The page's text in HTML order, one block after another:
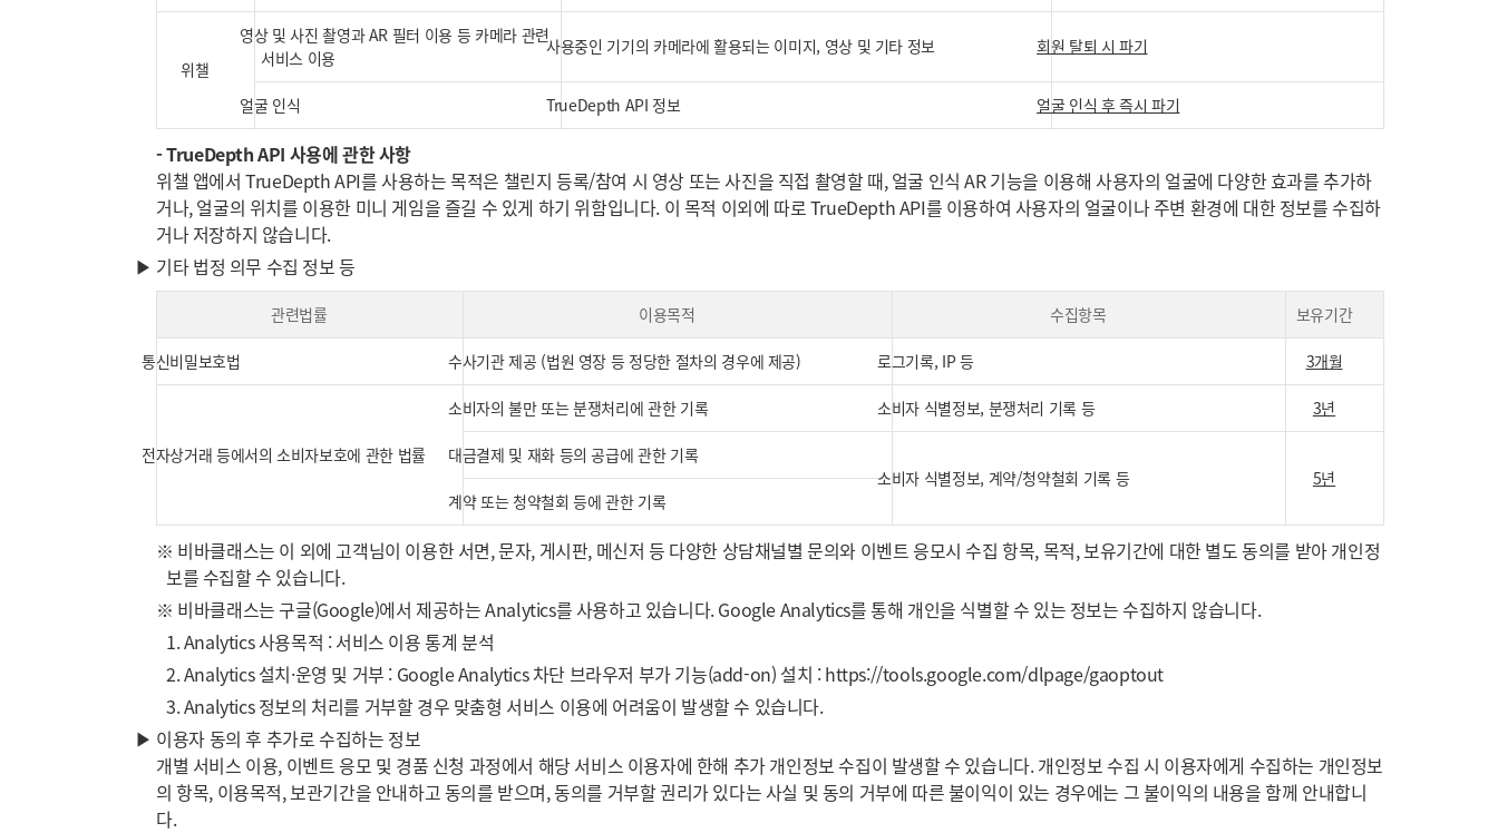
위챌
영상 및 사진 촬영과 AR 필터 이용 등 카메라 관련
서비스 이용
사용중인 기기의 카메라에 활용되는 이미지, 영상 및 기타 정보 회원 탈퇴 시 파기
얼굴 인식 TrueDepth API 정보 얼굴 인식 후 즉시 파기
- TrueDepth API 사용에 관한 사항
위챌 앱에서 TrueDepth API를 사용하는 목적은 챌린지 등록/참여 시 영상 또는 사진을 직접 촬영할 때, 얼굴 인식 AR 기능을 이용해 사용자의 얼굴에 다양한 효과를 추가하
거나, 얼굴의 위치를 이용한 미니 게임을 즐길 수 있게 하기 위함입니다. 이 목적 이외에 따로 TrueDepth API를 이용하여 사용자의 얼굴이나 주변 환경에 대한 정보를 수집하
거나 저장하지 않습니다.
▶ 기타 법정 의무 수집 정보 등
관련법률 이용목적 수집항목 보유기간
통신비밀보호법 수사기관 제공 (법원 영장 등 정당한 절차의 경우에 제공) 로그기록, IP 등 3개월
전자상거래 등에서의 소비자보호에 관한 법률
소비자의 불만 또는 분쟁처리에 관한 기록 소비자 식별정보, 분쟁처리 기록 등 3년
대금결제 및 재화 등의 공급에 관한 기록
소비자 식별정보, 계약/청약철회 기록 등
5년
계약 또는 청약철회 등에 관한 기록
※ 비바클래스는 이 외에 고객님이 이용한 서면, 문자, 게시판, 메신저 등 다양한 상담채널별 문의와 이벤트 응모시 수집 항목, 목적, 보유기간에 대한 별도 동의를 받아 개인정
보를 수집할 수 있습니다.
※ 비바클래스는 구글(Google)에서 제공하는 Analytics를 사용하고 있습니다. Google Analytics를 통해 개인을 식별할 수 있는 정보는 수집하지 않습니다.
1. Analytics 사용목적 : 서비스 이용 통계 분석
2. Analytics 설치·운영 및 거부 : Google Analytics 차단 브라우저 부가 기능(add-on) 설치 :https://tools.google.com/dlpage/gaoptout
3. Analytics 정보의 처리를 거부할 경우 맞춤형 서비스 이용에 어려움이 발생할 수 있습니다.
▶ 이용자 동의 후 추가로 수집하는 정보
개별 서비스 이용, 이벤트 응모 및 경품 신청 과정에서 해당 서비스 이용자에 한해 추가 개인정보 수집이 발생할 수 있습니다. 개인정보 수집 시 이용자에게 수집하는 개인정보
의 항목, 이용목적, 보관기간을 안내하고 동의를 받으며, 동의를 거부할 권리가 있다는 사실 및 동의 거부에 따른 불이익이 있는 경우에는 그 불이익의 내용을 함께 안내합니
다.